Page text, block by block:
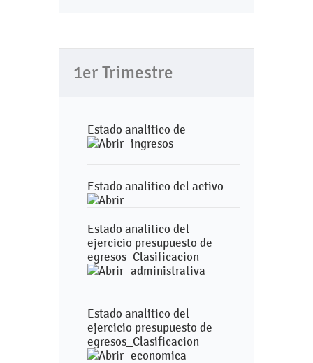
1er Trimestre
Estado analitico de
ingresos
Estado analitico del activo
Estado analitico del
ejercicio presupuesto de
egresos_Clasificacion
administrativa
Estado analitico del
ejercicio presupuesto de
egresos_Clasificacion
economica